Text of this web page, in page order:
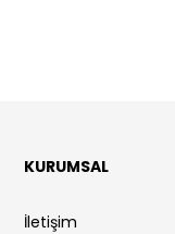
KURUMSAL
İletişim